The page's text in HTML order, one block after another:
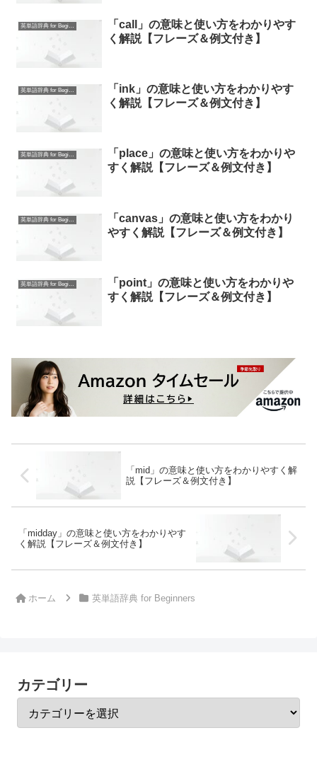
英単語辞典 for Beginners
「call」の意味と使い方をわかりやす
く解説【フレーズ＆例文付き】
英単語辞典 for Beginners
「ink」の意味と使い方をわかりやす
く解説【フレーズ＆例文付き】
英単語辞典 for Beginners
「place」の意味と使い方をわかりや
すく解説【フレーズ＆例文付き】
英単語辞典 for Beginners
「canvas」の意味と使い方をわかり
やすく解説【フレーズ＆例文付き】
英単語辞典 for Beginners
「point」の意味と使い方をわかりや
すく解説【フレーズ＆例文付き】
「mid」の意味と使い方をわかりやすく解
説【フレーズ＆例文付き】
「midday」の意味と使い方をわかりやす
く解説【フレーズ＆例文付き】
ホーム 英単語辞典 for Beginners
カテゴリー